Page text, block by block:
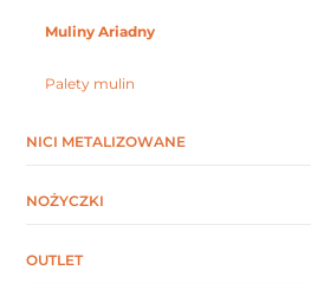
Muliny Ariadny
Palety mulin
NICI METALIZOWANE
NOŻYCZKI
OUTLET